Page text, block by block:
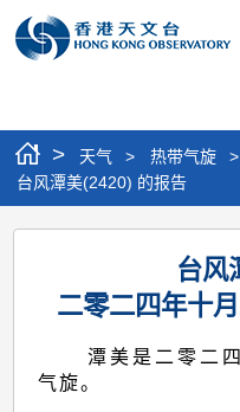
> 天气 > 热带气旋 >
台风潭美(2420) 的报告
台
(2420)
台风
二零二四年十
潭美是二零二
气旋。